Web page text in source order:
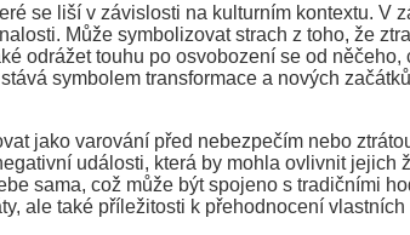
se liší v závislosti na kulturním kontextu. V
Může symbolizovat strach z toho, že
odrážet touhu po osvobození se od
symbolem transformace a nových
jako varování před nebezpečím nebo
události, která by mohla ovlivnit jejich
sama, což může být spojeno s tradičními
ale také příležitosti k přehodnocení vlastních